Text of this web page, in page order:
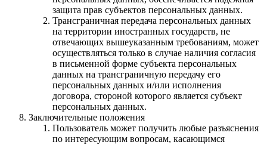
защита прав субъектов персональных данных.
Трансграничная передача персональных данных
на территории иностранных государств, не
отвечающих вышеуказанным требованиям, может
осуществляться только в случае наличия согласия
в письменной форме субъекта персональных
данных на трансграничную передачу его
персональных данных и/или исполнения
договора, стороной которого является субъект
персональных данных.
Заключительные положения
Пользователь может получить любые разъяснения
по интересующим вопросам, касающимся